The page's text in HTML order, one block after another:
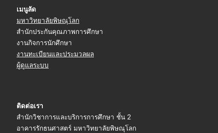
เมนูลัด
มหาวิทยาลัยพิษณุโลก
สำนักประกันคุณภาพการศึกษา
งานกิจการนักศึกษา
งานทะเบียนและประมวลผล
ผู้ดูแลระบบ
ติดต่อเรา
สำนักวิชาการและบริการการศึกษา ชั้น 2
อาคารรักธนศาสตร์ มหาวิทยาลัยพิษณุโลก